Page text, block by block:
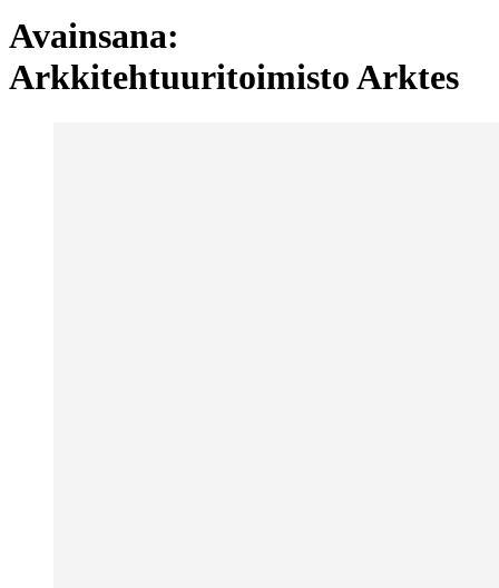
Avainsana:
Arkkitehtuuritoimisto Arktes